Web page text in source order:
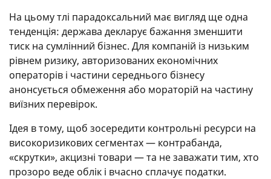
На цьому тлі парадоксальний має вигляд ще одна
тенденція: держава декларує бажання зменшити
тиск на сумлінний бізнес. Для компаній із низьким
рівнем ризику, авторизованих економічних
операторів і частини середнього бізнесу
анонсується обмеження або мораторій на частину
виїзних перевірок.
Ідея в тому, щоб зосередити контрольні ресурси на
високоризикових сегментах — контрабанда,
«скрутки», акцизні товари — та не заважати тим, хто
прозоро веде облік і вчасно сплачує податки.